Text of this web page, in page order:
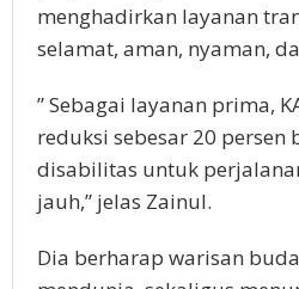
menghadirkan layanan
selamat, aman, nyaman,
” Sebagai layanan prima,
reduksi sebesar 20 persen
disabilitas untuk
jauh,” jelas Zainul.
Dia berharap warisan